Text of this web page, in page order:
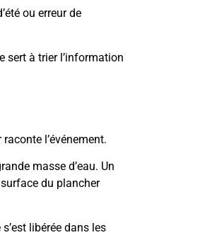
ou erreur de
sert à trier l’information
l’événement.
masse d’eau. Un
du plancher
libérée dans les